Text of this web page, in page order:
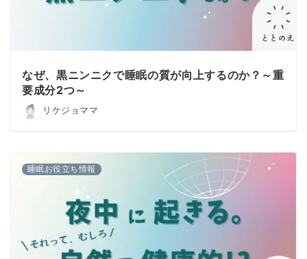
なぜ、黒ニンニクで睡眠の質が向上するのか？～重
要成分2つ～
リケジョママ
睡眠お役立ち情報